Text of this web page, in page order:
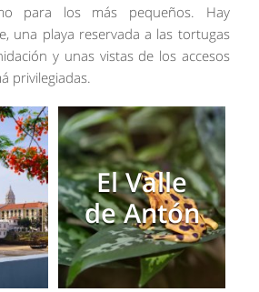
para los más pequeños. Hay
una playa reservada a las tortugas
y unas vistas de los accesos
privilegiadas.
El Valle
de Antón